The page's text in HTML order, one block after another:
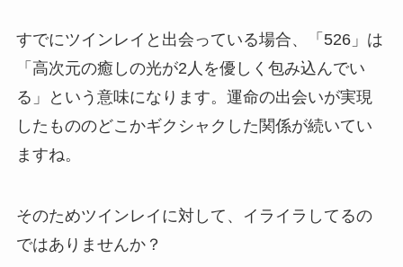
すでにツインレイと出会っている場合、「526」は
「高次元の癒しの光が2人を優しく包み込んでい
る」という意味になります。運命の出会いが実現
したもののどこかギクシャクした関係が続いてい
ますね。
そのためツインレイに対して、イライラしてるの
ではありませんか？